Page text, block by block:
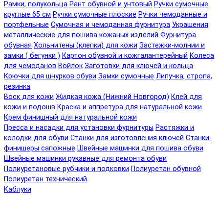
Рамки, полукольца Рант обувной и унтовый Ручки сумочные
круглые 65 см Ручки сумочные плоские Ручки чемоданные и
портфельные Сумочная и чемоданная фурнитура Украшения
металлические для пошива кожаных изделий Фурнитура
обувная Хольнитены (клепки) для кожи Застежки-молнии и
замки ( бегунки ) Картон обувной и кожгалантерейный Колеса
для чемоданов Войлок Заготовки для ключей и кольца
Крючки для шнурков обуви Замки сумочные Липучка, стропа,
резинка
Воск для кожи Жидкая кожа (Нижний Новгород) Клей для
кожи и подошв Краска и аппретура для натуральной кожи
Крем финишный для натуральной кожи
Пресса и насадки для установки фурнитуры Растяжки и
колодки для обуви Станки для изготовления ключей Станки-
финишеры сапожные Швейные машинки для пошива обуви
Швейные машинки рукавные для ремонта обуви
Полиуретановые рубчики и подковки Полиуретан обувной
Полиуретан технический
Каблуки